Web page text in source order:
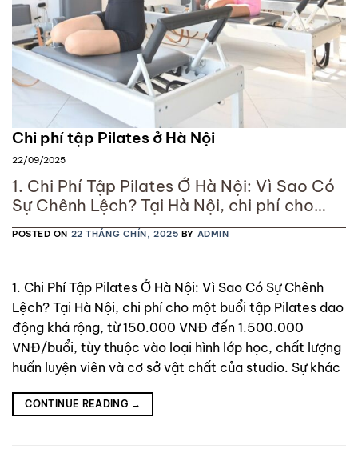
Chi phí tập Pilates ở Hà Nội
22/09/2025
1. Chi Phí Tập Pilates Ở Hà Nội: Vì Sao Có
Sự Chênh Lệch? Tại Hà Nội, chi phí cho
một buổi tập Pilates dao động khá rộng,
từ 150.000 VNĐ đến 1.500.000 VNĐ/buổi,
lượng huấn luyện viên và cơ sở vật chất
của studio. Sự khác
POSTED ON 22 THÁNG CHÍN, 2025 BY ADMIN
1. Chi Phí Tập Pilates Ở Hà Nội: Vì Sao Có Sự Chênh
Lệch? Tại Hà Nội, chi phí cho một buổi tập Pilates dao
động khá rộng, từ 150.000 VNĐ đến 1.500.000
VNĐ/buổi, tùy thuộc vào loại hình lớp học, chất lượng
huấn luyện viên và cơ sở vật chất của studio. Sự khác
CONTINUE READING →